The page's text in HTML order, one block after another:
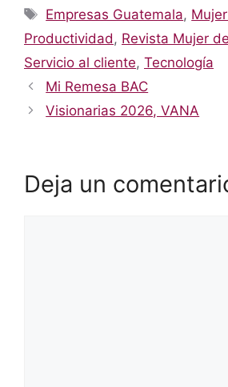
Etiquetas
Empresas Guatemala,
Productividad, Revista Mujer
Servicio al cliente, Tecnología
Mi Remesa BAC
Visionarias 2026, VANA
Deja un